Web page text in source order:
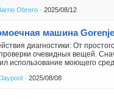
Obrero · 2025/08/12
диагностики: От
очевидных вещей.
использование моющего
· 2025/08/08